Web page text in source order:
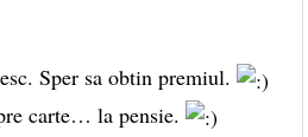
Sper sa obtin premiul.
carte… la pensie.